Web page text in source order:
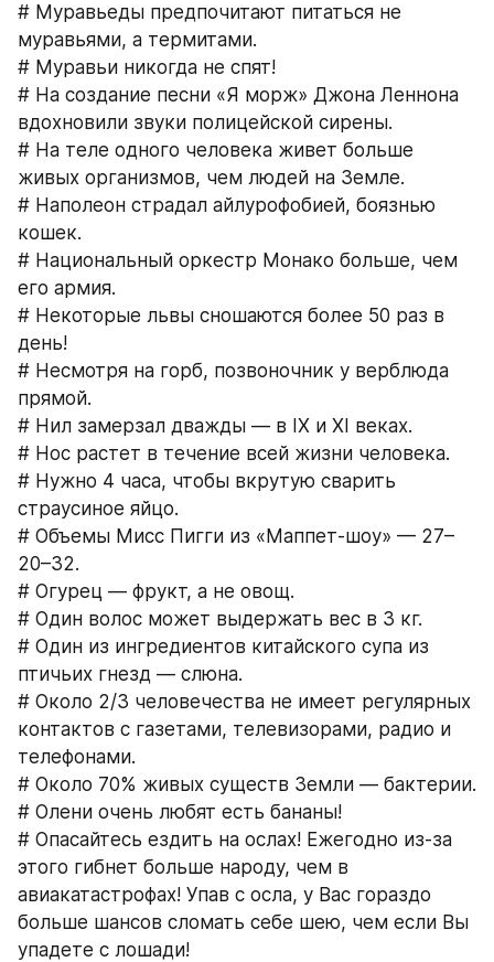
# Муравьеды предпочитают питаться не
муравьями, а термитами.
# Муравьи никогда не спят!
# На создание песни «Я морж» Джона Леннона
вдохновили звуки полицейской сирены.
# На теле одного человека живет больше
живых организмов, чем людей на Земле.
# Наполеон страдал айлурофобией, боязнью
кошек.
# Национальный оркестр Монако больше, чем
его армия.
# Некоторые львы сношаются более 50 раз в
день!
# Несмотря на горб, позвоночник у верблюда
прямой.
# Нил замерзал дважды — в IХ и XI веках.
# Нос растет в течение всей жизни человека.
# Нужно 4 часа, чтобы вкрутую сварить
страусиное яйцо.
# Объемы Мисс Пигги из «Маппет-шоу» — 27–
20–32.
# Огурец — фрукт, а не овощ.
# Один волос может выдержать вес в 3 кг.
# Один из ингредиентов китайского супа из
птичьих гнезд — слюна.
# Около 2/3 человечества не имеет регулярных
контактов с газетами, телевизорами, радио и
телефонами.
# Около 70% живых существ Земли — бактерии.
# Олени очень любят есть бананы!
# Опасайтесь ездить на ослах! Ежегодно из-за
этого гибнет больше народу, чем в
авиакатастрофах! Упав с осла, у Вас гораздо
больше шансов сломать себе шею, чем если Вы
упадете с лошади!